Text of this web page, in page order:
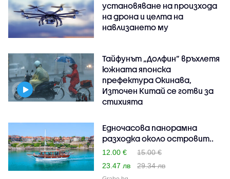
установяване на произхода
на дрона и целта на
навлизането му
Тайфунът „Долфин” връхлетя
южната японска
префектура Окинава,
Източен Китай се готви за
стихията
Едночасова панорамна
разходка около островит..
12.00 €
15.00 €
23.47 лв
29.34 лв